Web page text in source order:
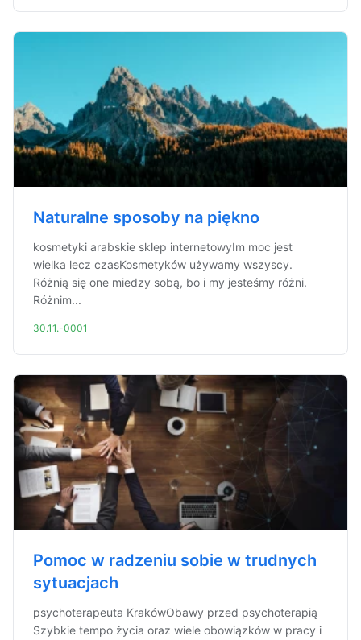
Naturalne sposoby na piękno
kosmetyki arabskie sklep internetowyIm moc jest
wielka lecz czasKosmetyków używamy wszyscy.
Różnią się one miedzy sobą, bo i my jesteśmy różni.
Różnim...
30.11.-0001
Pomoc w radzeniu sobie w trudnych
sytuacjach
psychoterapeuta KrakówObawy przed psychoterapią
Szybkie tempo życia oraz wiele obowiązków w pracy i